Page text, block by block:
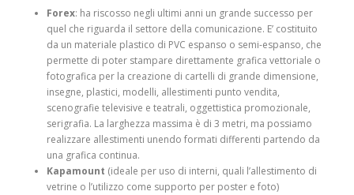
Forex: ha riscosso negli ultimi anni un grande successo per
quel che riguarda il settore della comunicazione. E’ costituito
da un materiale plastico di PVC espanso o semi-espanso, che
permette di poter stampare direttamente grafica vettoriale o
fotografica per la creazione di cartelli di grande dimensione,
insegne, plastici, modelli, allestimenti punto vendita,
scenografie televisive e teatrali, oggettistica promozionale,
serigrafia. La larghezza massima è di 3 metri, ma possiamo
realizzare allestimenti unendo formati differenti partendo da
una grafica continua.
Kapamount (ideale per uso di interni, quali l’allestimento di
vetrine o l’utilizzo come supporto per poster e foto)